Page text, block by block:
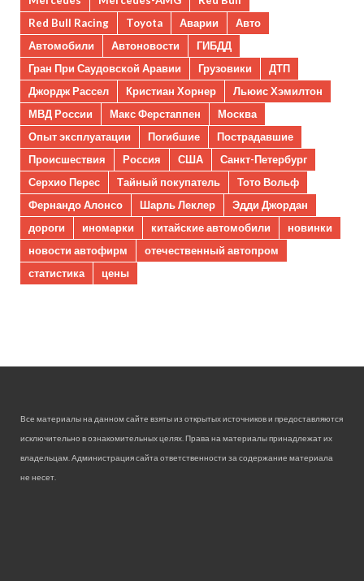
Red Bull Racing
Toyota Аварии
Авто
Автомобили
Автоновости
ГИБДД
Гран При Саудовской Аравии
Грузовики
ДТП
Джордж Рассел
Кристиан Хорнер
Льюис Хэмилтон
МВД России
Макс Ферстаппен
Москва
Опыт эксплуатации
Погибшие
Пострадавшие
Происшествия
Россия США
Санкт-Петербург
Серхио Перес
Тайный покупатель
Тото Вольф
Фернандо Алонсо
Шарль Леклер
Эдди Джордан
дороги
иномарки китайские автомобили
новинки
новости автофирм
отечественный автопром
статистика
цены
Все материалы на данном сайте взяты из открытых источников и предоставляются
исключительно в ознакомительных целях. Права на материалы принадлежат их
владельцам. Администрация сайта ответственности за содержание материала
не несет.